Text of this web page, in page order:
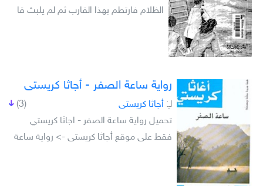
الظلام فارتطم بهذا القارب ثم لم يلبث قا
رواية ساعة الصفر - أجاثا كريستى
(3) لـِ: أجاثا كريستى
تحميل رواية ساعة الصفر - اجاثا كريستي
فقط على موقع أجاثا كريستى -> رواية ساعة